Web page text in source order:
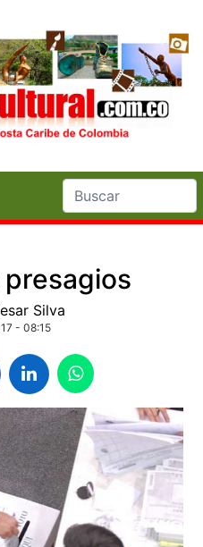
Silva
- 08:15